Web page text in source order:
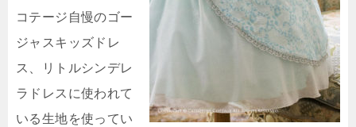
コテージ自慢のゴー
ジャスキッズドレ
ス、リトルシンデレ
ラドレスに使われて
いる生地を使ってい